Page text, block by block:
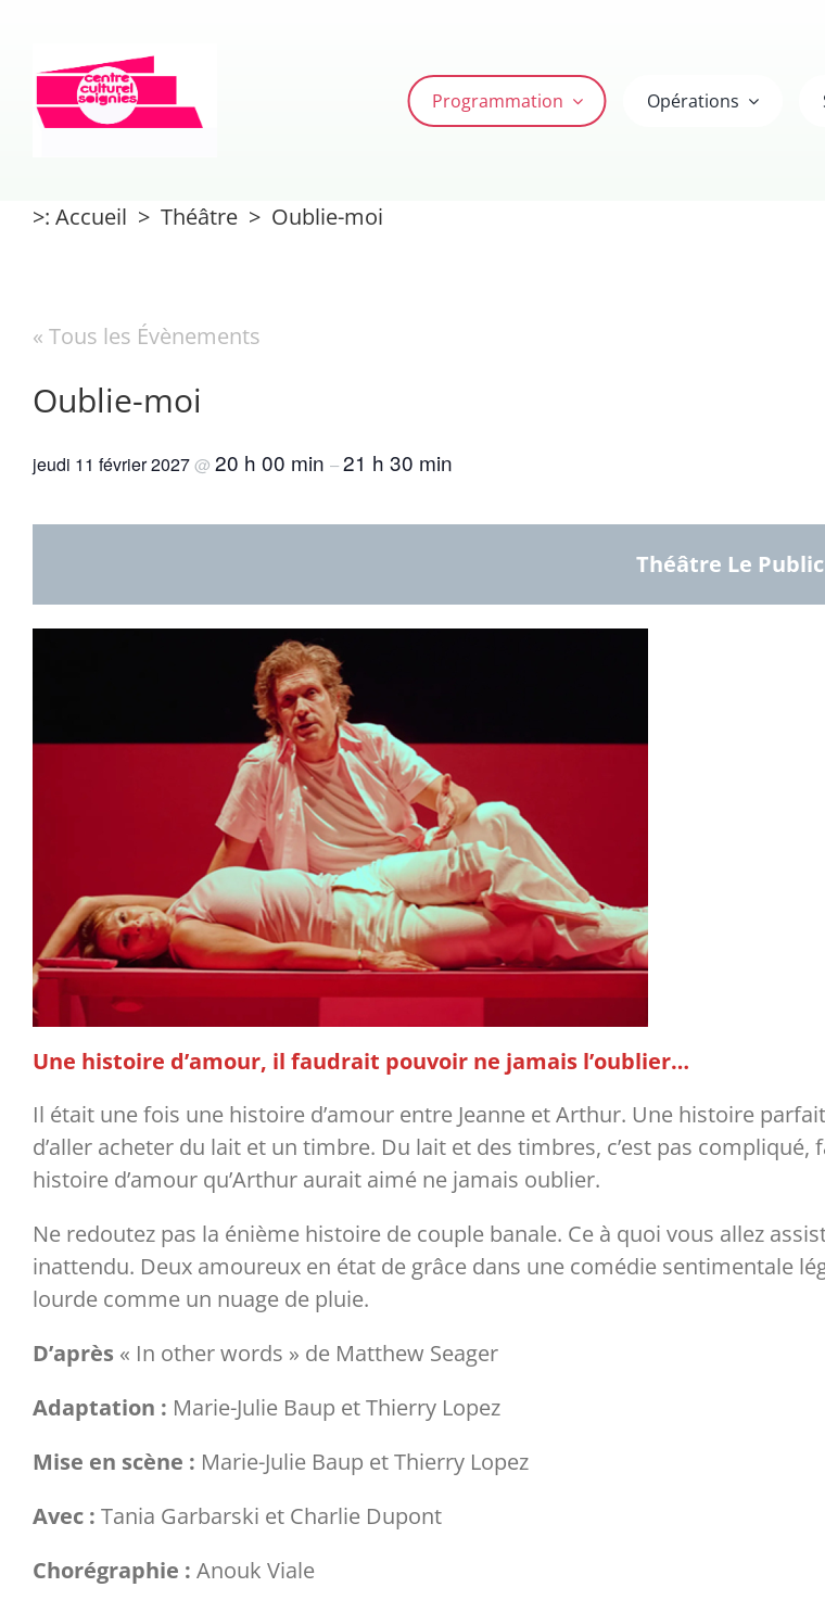
contenu
Programmation Opérations
>: Accueil > Théâtre > Oublie-moi
« Tous les Évènements
Oublie-moi
jeudi 11 février 2027@ 20 h 00 min –21 h 30 min
Théâtre Le Public
Une histoire d’amour, il faudrait pouvoir ne jamais l’oublier…
Il était une fois une histoire d’amour entre Jeanne et Arthur. Une histoire
d’aller acheter du lait et un timbre. Du lait et des timbres, c’est pas
histoire d’amour qu’Arthur aurait aimé ne jamais oublier.
Ne redoutez pas la énième histoire de couple banale. Ce à quoi vous allez
inattendu. Deux amoureux en état de grâce dans une comédie sentimentale
lourde comme un nuage de pluie.
D’après « In other words » de Matthew Seager
Adaptation : Marie-Julie Baup et Thierry Lopez
Mise en scène : Marie-Julie Baup et Thierry Lopez
Avec : Tania Garbarski et Charlie Dupont
Chorégraphie : Anouk Viale